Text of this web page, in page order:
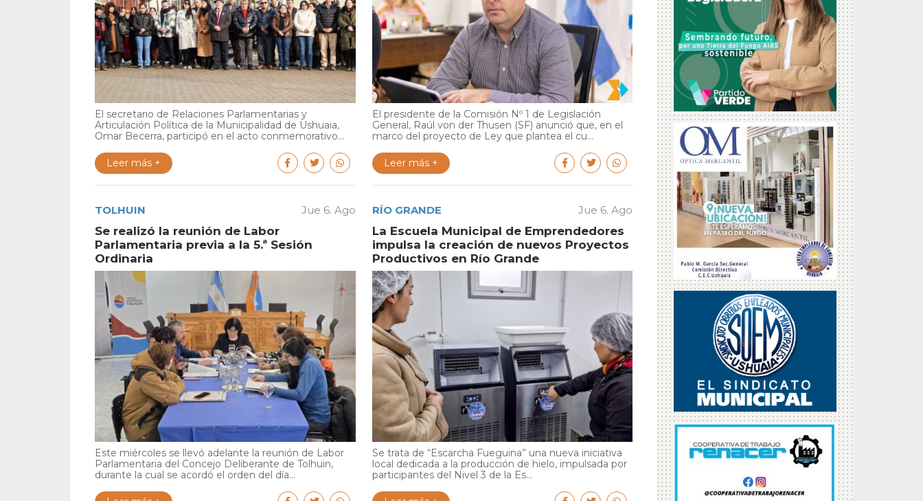
El secretario de Relaciones Parlamentarias y
Articulación Política de la Municipalidad de Ushuaia,
Omar Becerra, participó en el acto conmemorativo...
Leer más +
El presidente de la Comisión Nº 1 de Legislación
General, Raúl von der Thusen (SF) anunció que, en el
marco del proyecto de Ley que plantea el cu...
Leer más +
TOLHUIN Jue 6. Ago
Se realizó la reunión de Labor
Parlamentaria previa a la 5.ª Sesión
Ordinaria
Este miércoles se llevó adelante la reunión de Labor
Parlamentaria del Concejo Deliberante de Tolhuin,
durante la cual se acordó el orden del día...
RÍO GRANDE Jue 6. Ago
La Escuela Municipal de Emprendedores
impulsa la creación de nuevos Proyectos
Productivos en Río Grande
Se trata de “Escarcha Fueguina” una nueva iniciativa
local dedicada a la producción de hielo, impulsada por
participantes del Nivel 3 de la Es...